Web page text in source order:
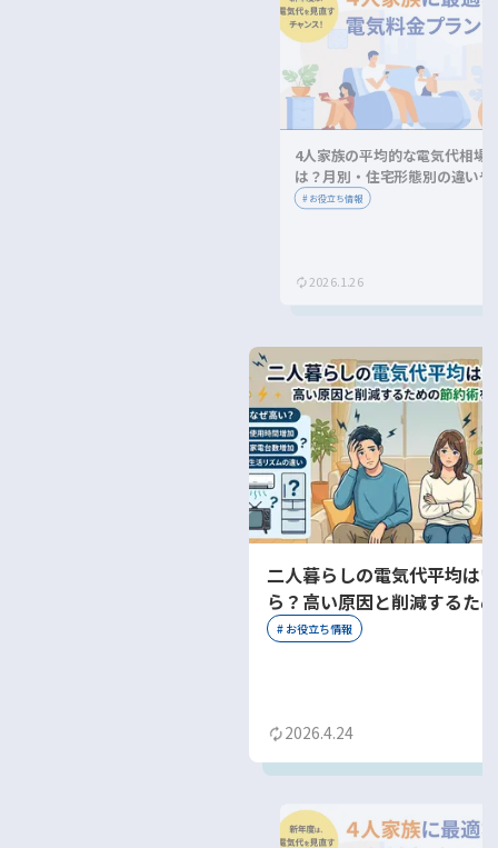
4人家族の平均的な電気代相場
は？月別・住宅形態別の違いや
約方法を紹介！
#お役立ち情報
2026.1.26
二人暮らしの電気代平均は
ら？高い原因と削減するた
約術を解説
# お役立ち情報
2026.4.24